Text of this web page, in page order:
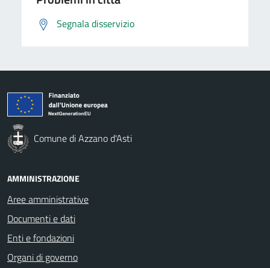
Segnala disservizio
Comune di Azzano d'Asti
AMMINISTRAZIONE
Aree amministrative
Documenti e dati
Enti e fondazioni
Organi di governo